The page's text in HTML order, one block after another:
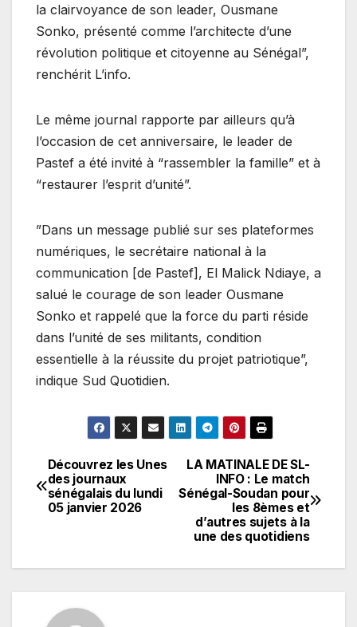
la clairvoyance de son leader, Ousmane
Sonko, présenté comme l’architecte d’une
révolution politique et citoyenne au Sénégal”,
renchérit L’info.
Le même journal rapporte par ailleurs qu’à
l’occasion de cet anniversaire, le leader de
Pastef a été invité à “rassembler la famille” et à
“restaurer l’esprit d’unité”.
”Dans un message publié sur ses plateformes
numériques, le secrétaire national à la
communication [de Pastef], El Malick Ndiaye, a
salué le courage de son leader Ousmane
Sonko et rappelé que la force du parti réside
dans l’unité de ses militants, condition
essentielle à la réussite du projet patriotique”,
indique Sud Quotidien.
Navigation
de
LA MATINALE DE SL-
INFO : Le match
Sénégal-Soudan pour
les 8èmes et
d’autres sujets à la
une des quotidiens
Découvrez les Unes
des journaux
sénégalais du lundi
05 janvier 2026